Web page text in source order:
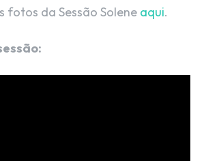
fotos da Sessão Solene aqui.